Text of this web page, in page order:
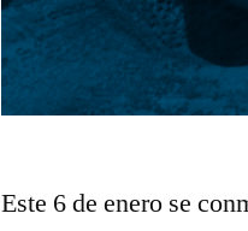
Este 6 de enero se